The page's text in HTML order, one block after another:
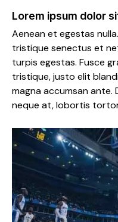
Lorem ipsum dolor
Aenean et egestas
tristique senectus et
turpis egestas. Fusce
tristique, justo elit
magna accumsan ante.
neque at, lobortis